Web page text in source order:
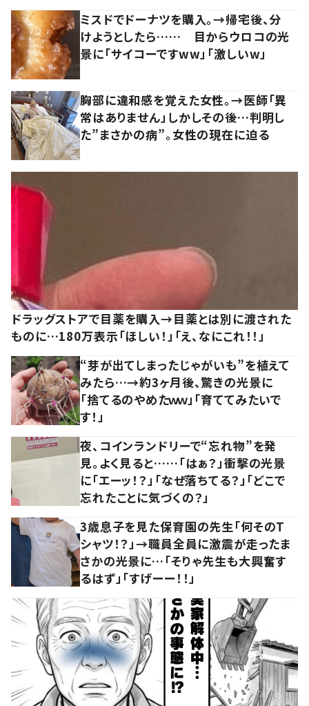
ミスドでドーナツを購入。→帰宅後、分
けようとしたら…… 目からウロコの光
景に「サイコーですww」「激しいw」
胸部に違和感を覚えた女性。→医師「異
常はありません」しかしその後…判明し
た”まさかの病”。女性の現在に迫る
ドラッグストアで目薬を購入→目薬とは別に渡された
ものに…180万表示「ほしい！」「え、なにこれ！！」
“芽が出てしまったじゃがいも”を植えて
みたら…→約3ヶ月後、驚きの光景に
「捨てるのやめたｗｗ」「育ててみたいで
す！」
夜、コインランドリーで“忘れ物”を発
見。よく見ると……「はぁ？」衝撃の光景
に「エーッ！？」「なぜ落ちてる？」「どこで
忘れたことに気づくの？」
3歳息子を見た保育園の先生「何そのT
シャツ！？」→職員全員に激震が走ったま
さかの光景に…「そりゃ先生も大興奮す
るはず」「すげーー！！」